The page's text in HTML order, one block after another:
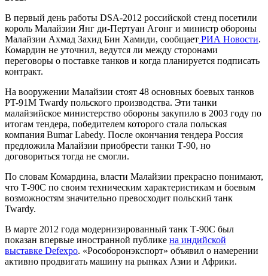
В первый день работы DSA-2012 российской стенд посетили
король Малайзии Янг ди-Пертуан Агонг и министр обороны
Малайзии Ахмад Захид Бин Хамиди, сообщает РИА Новости.
Комардин не уточнил, ведутся ли между сторонами
переговоры о поставке танков и когда планируется подписать
контракт.
На вооружении Малайзии стоят 48 основных боевых танков
PT-91M Twardy польского производства. Эти танки
малайзийское министерство обороны закупило в 2003 году по
итогам тендера, победителем которого стала польская
компания Bumar Labedy. После окончания тендера Россия
предложила Малайзии приобрести танки Т-90, но
договориться тогда не смогли.
По словам Комардина, власти Малайзии прекрасно понимают,
что Т-90С по своим техническим характеристикам и боевым
возможностям значительно превосходит польский танк
Twardy.
В марте 2012 года модернизированный танк Т-90С был
показан впервые иностранной публике на индийской
выставке Defexpo. «Рособоронэкспорт» объявил о намерении
активно продвигать машину на рынках Азии и Африки.